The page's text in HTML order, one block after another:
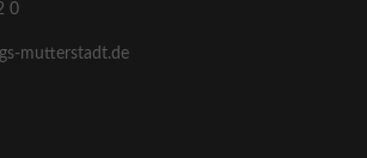
0
mutterstadt.de